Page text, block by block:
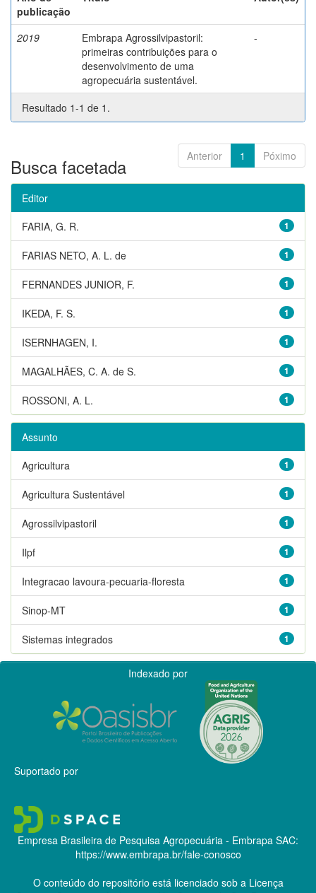
publicação
2019
Embrapa Agrossilvipastoril:
primeiras contribuições para o
desenvolvimento de uma
agropecuária sustentável.
-
Resultado 1-1 de 1.
Anterior 1 Póximo
Busca facetada
Editor
1
FARIA, G. R.
1
FARIAS NETO, A. L. de
1
FERNANDES JUNIOR, F.
1
IKEDA, F. S.
1
ISERNHAGEN, I.
1
MAGALHÃES, C. A. de S.
1
ROSSONI, A. L.
Assunto
1
Agricultura
1
Agricultura Sustentável
1
Agrossilvipastoril
1
Ilpf
1
Integracao lavoura-pecuaria-floresta
1
Sinop-MT
1
Sistemas integrados
Indexado por
Suportado por
Empresa Brasileira de Pesquisa Agropecuária - Embrapa SAC:
https://www.embrapa.br/fale-conosco
O conteúdo do repositório está licenciado sob a Licença